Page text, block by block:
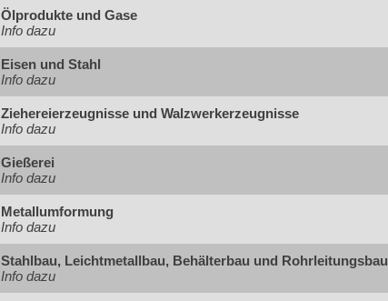
Ölprodukte und Gase
Info dazu
Eisen und Stahl
Info dazu
Ziehereierzeugnisse und Walzwerkerzeugnisse
Info dazu
Gießerei
Info dazu
Metallumformung
Info dazu
Stahlbau, Leichtmetallbau, Behälterbau und Rohrleitungsbau
Info dazu